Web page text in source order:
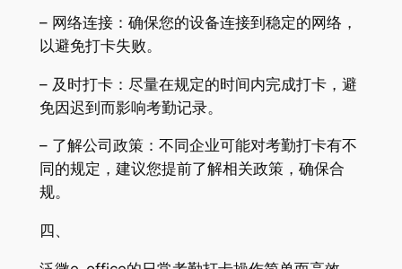
– 网络连接：确保您的设备连接到稳定的网络，
以避免打卡失败。
– 及时打卡：尽量在规定的时间内完成打卡，避
免因迟到而影响考勤记录。
– 了解公司政策：不同企业可能对考勤打卡有不
同的规定，建议您提前了解相关政策，确保合
规。
四、